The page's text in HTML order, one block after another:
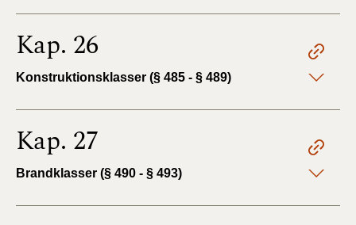
Kap. 26
Konstruktionsklasser (§ 485 - § 489)
Kap. 27
Brandklasser (§ 490 - § 493)